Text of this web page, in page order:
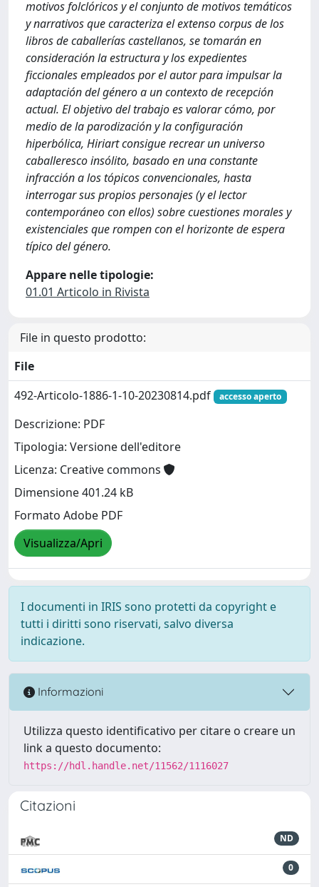
motivos folclóricos y el conjunto de motivos temáticos
y narrativos que caracteriza el extenso corpus de los
libros de caballerías castellanos, se tomarán en
consideración la estructura y los expedientes
ficcionales empleados por el autor para impulsar la
adaptación del género a un contexto de recepción
actual. El objetivo del trabajo es valorar cómo, por
medio de la parodización y la configuración
hiperbólica, Hiriart consigue recrear un universo
caballeresco insólito, basado en una constante
infracción a los tópicos convencionales, hasta
interrogar sus propios personajes (y el lector
contemporáneo con ellos) sobre cuestiones morales y
existenciales que rompen con el horizonte de espera
típico del género.
Appare nelle tipologie:
01.01 Articolo in Rivista
File in questo prodotto:
File
492-Articolo-1886-1-10-20230814.pdf
accesso aperto
Descrizione: PDF
Tipologia: Versione dell'editore
Licenza: Creative commons
Dimensione 401.24 kB
Formato Adobe PDF
Visualizza/Apri
I documenti in IRIS sono protetti da copyright e
tutti i diritti sono riservati, salvo diversa
indicazione.
Informazioni
Utilizza questo identificativo per citare o creare un
link a questo documento:
https://hdl.handle.net/11562/1116027
Citazioni
ND
0